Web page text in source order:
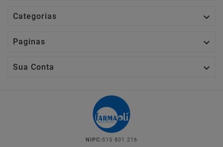
Categorias 
Paginas 
Sua Conta 
NIPC: 515 801 216